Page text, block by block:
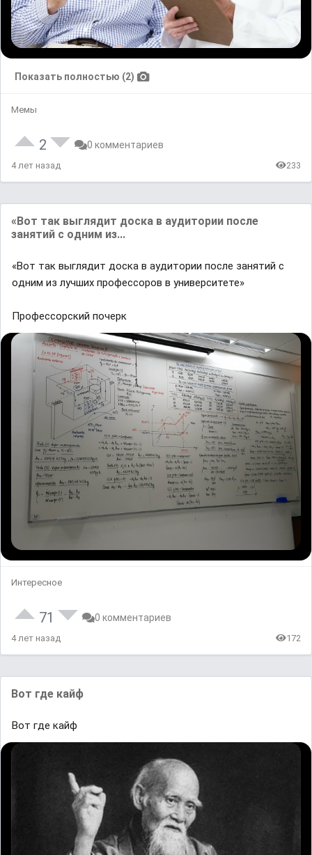
Показать полностью (2)
Мемы
2 0 комментариев
4 лет назад 233
«Boт тaк выглядит дocкa в ayдитopии пocлe
зaнятий c oдним из...
«Boт тaк выглядит дocкa в ayдитopии пocлe зaнятий c
oдним из лучших профессоров в yниверcитете»
Профессорский почерк
Интересное
71 0 комментариев
4 лет назад 172
Вот где кайф
Вот где кайф